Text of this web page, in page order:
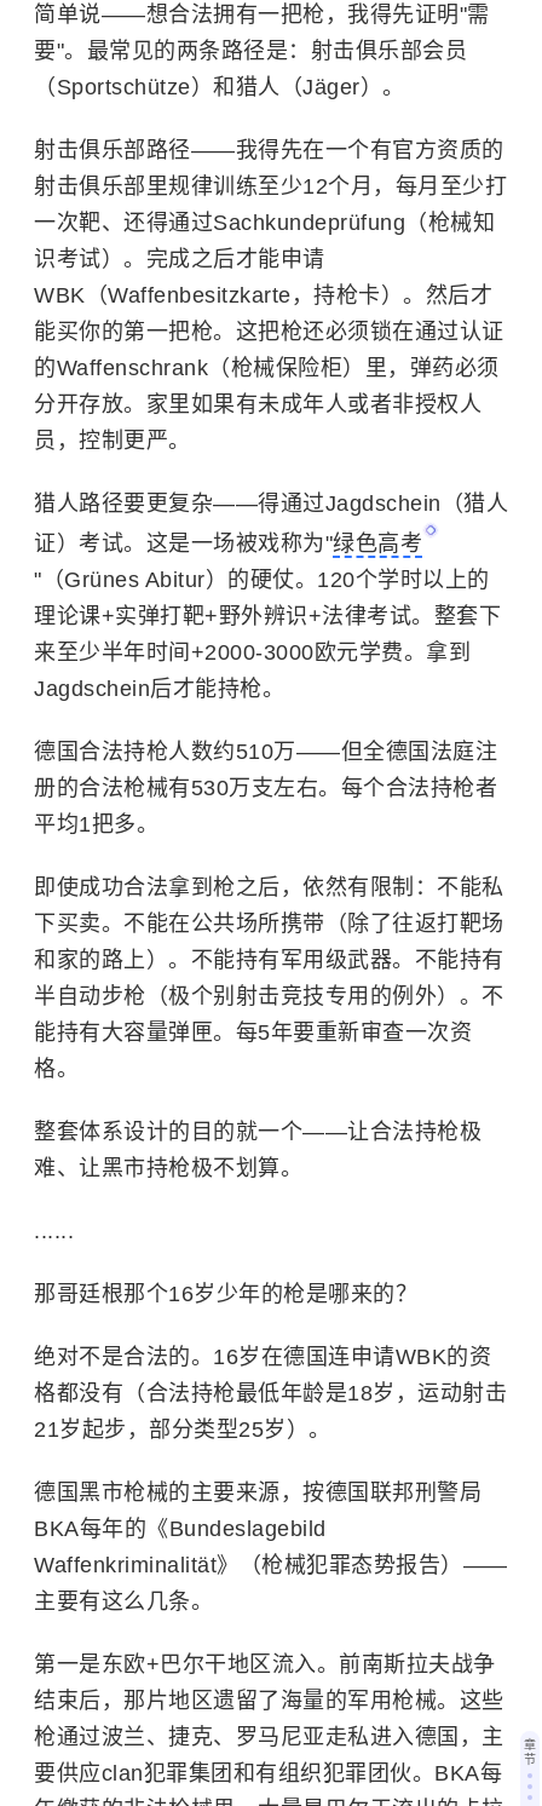
简单说——想合法拥有一把枪，我得先证明"需
要"。最常见的两条路径是：射击俱乐部会员
（Sportschütze）和猎人（Jäger）。
射击俱乐部路径——我得先在一个有官方资质的
射击俱乐部里规律训练至少12个月，每月至少打
一次靶、还得通过Sachkundeprüfung（枪械知
识考试）。完成之后才能申请
WBK（Waffenbesitzkarte，持枪卡）。然后才
能买你的第一把枪。这把枪还必须锁在通过认证
的Waffenschrank（枪械保险柜）里，弹药必须
分开存放。家里如果有未成年人或者非授权人
员，控制更严。
猎人路径要更复杂——得通过Jagdschein（猎人
证）考试。这是一场被戏称为"绿色高考
"（Grünes Abitur）的硬仗。120个学时以上的
理论课+实弹打靶+野外辨识+法律考试。整套下
来至少半年时间+2000-3000欧元学费。拿到
Jagdschein后才能持枪。
德国合法持枪人数约510万——但全德国法庭注
册的合法枪械有530万支左右。每个合法持枪者
平均1把多。
即使成功合法拿到枪之后，依然有限制：不能私
下买卖。不能在公共场所携带（除了往返打靶场
和家的路上）。不能持有军用级武器。不能持有
半自动步枪（极个别射击竞技专用的例外）。不
能持有大容量弹匣。每5年要重新审查一次资
格。
整套体系设计的目的就一个——让合法持枪极
难、让黑市持枪极不划算。
......
那哥廷根那个16岁少年的枪是哪来的？
绝对不是合法的。16岁在德国连申请WBK的资
格都没有（合法持枪最低年龄是18岁，运动射击
21岁起步，部分类型25岁）。
德国黑市枪械的主要来源，按德国联邦刑警局
BKA每年的《Bundeslagebild
Waffenkriminalität》（枪械犯罪态势报告）——
主要有这么几条。
第一是东欧+巴尔干地区流入。前南斯拉夫战争
结束后，那片地区遗留了海量的军用枪械。这些
枪通过波兰、捷克、 罗马尼亚走私进入德国，主
要供应clan犯罪集团和有组织犯罪团伙。BKA每
章
节